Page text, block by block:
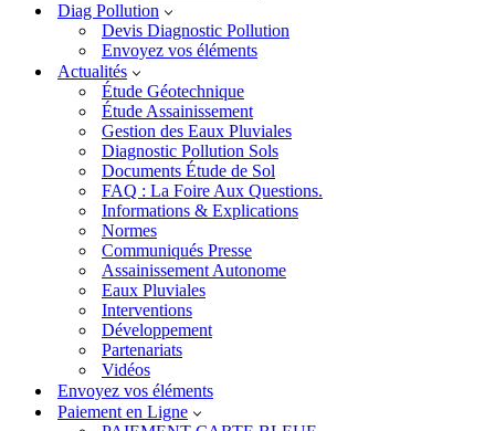
Diag Pollution
Devis Diagnostic Pollution
Envoyez vos éléments
Actualités
Étude Géotechnique
Étude Assainissement
Gestion des Eaux Pluviales
Diagnostic Pollution Sols
Documents Étude de Sol
FAQ : La Foire Aux Questions.
Informations & Explications
Normes
Communiqués Presse
Assainissement Autonome
Eaux Pluviales
Interventions
Développement
Partenariats
Vidéos
Envoyez vos éléments
Paiement en Ligne